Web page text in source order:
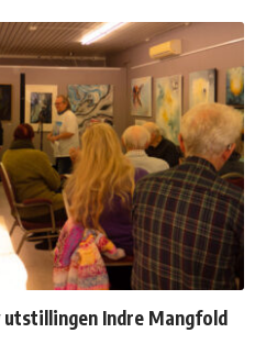
utstillingen Indre Mangfold